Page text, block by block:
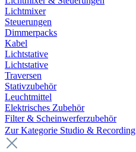
Lichtmixer
Steuerungen
Dimmerpacks
Kabel
Lichtstative
Lichtstative
Traversen
Stativzubehör
Leuchtmittel
Elektrisches Zubehör
Filter & Scheinwerferzubehör
Zur Kategorie Studio & Recording